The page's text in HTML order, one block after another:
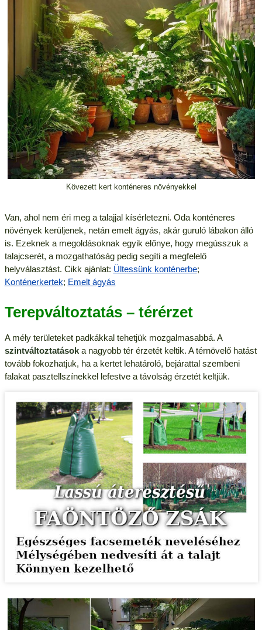
Kövezett kert konténeres növényekkel
Van, ahol nem éri meg a talajjal kísérletezni. Oda konténeres
növények kerüljenek, netán emelt ágyás, akár guruló lábakon álló
is. Ezeknek a megoldásoknak egyik előnye, hogy megússzuk a
talajcserét, a mozgathatóság pedig segíti a megfelelő
helyválasztást. Cikk ajánlat: Ültessünk konténerbe;
Konténerkertek; Emelt ágyás
Terepváltoztatás – térérzet
A mély területeket padkákkal tehetjük mozgalmasabbá. A
szintváltoztatásoka nagyobb tér érzetét keltik. A térnövelő hatást
tovább fokozhatjuk, ha a kertet lehatároló, bejárattal szembeni
falakat pasztellszínekkel lefestve a távolság érzetét keltjük.